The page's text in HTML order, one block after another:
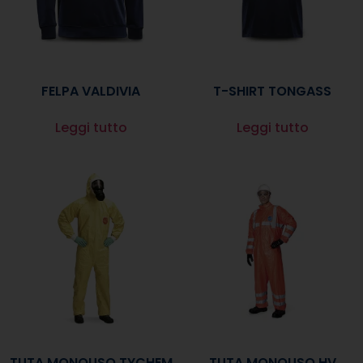
FELPA VALDIVIA
Leggi tutto
T-SHIRT TONGASS
Leggi tutto